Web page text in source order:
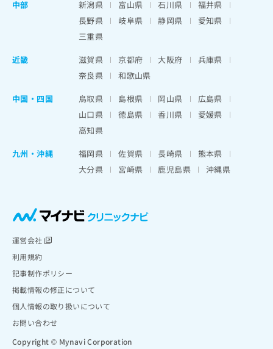
中部
新潟県 富山県 石川県
福井県
長野県
岐阜県 静岡県
愛知県
三重県
近畿
滋賀県 京都府 大阪府
兵庫県
奈良県
和歌山県
中国・四国
鳥取県 島根県 岡山県
広島県
山口県
徳島県 香川県
愛媛県
高知県
九州・沖縄
福岡県 佐賀県 長崎県
熊本県
大分県
宮崎県 鹿児島県 沖縄県
運営会社
利用規約
記事制作ポリシー
掲載情報の修正について
個人情報の取り扱いについて
お問い合わせ
Copyright © Mynavi Corporation